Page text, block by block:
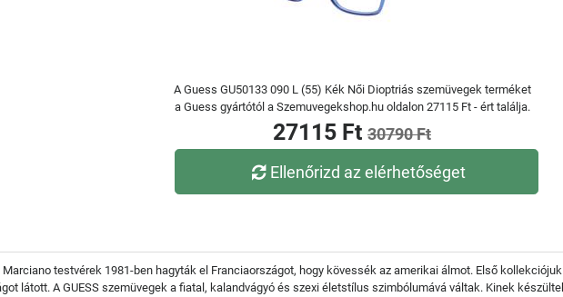
A Guess GU50133 090 L (55) Kék Női Dioptriás szemüvegek terméket
a Guess gyártótól a Szemuvegekshop.hu oldalon 27115 Ft - ért találja.
27115 Ft 30790 Ft
Ellenőrizd az elérhetőséget
Marciano testvérek 1981-ben hagyták el Franciaországot, hogy kövessék az amerikai álmot. Első
látott. A GUESS szemüvegek a fiatal, kalandvágyó és szexi életstílus szimbólumává váltak. Kinek